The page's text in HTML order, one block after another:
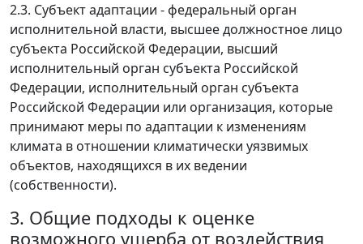
2.3. Субъект адаптации - федеральный орган
исполнительной власти, высшее должностное лицо
субъекта Российской Федерации, высший
исполнительный орган субъекта Российской
Федерации, исполнительный орган субъекта
Российской Федерации или организация, которые
принимают меры по адаптации к изменениям
климата в отношении климатически уязвимых
объектов, находящихся в их ведении
(собственности).
3. Общие подходы к оценке
возможного ущерба от воздействия